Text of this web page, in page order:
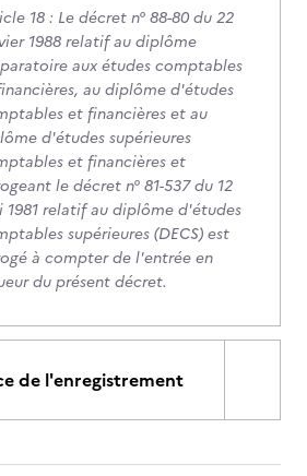
18 : Le décret n° 88-80 du 22
1988 relatif au diplôme
aux études comptables
au diplôme d'études
et financières et au
d'études supérieures
et financières et
le décret n° 81-537 du 12
1981 relatif au diplôme d'études
supérieures (DECS) est
à compter de l'entrée en
du présent décret.
de l'enregistrement